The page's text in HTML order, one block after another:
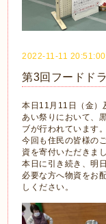
2022-11-11 20:51:00
第3回フードド
本日11月11日（金）
あい祭りにおいて、
ブが行われています。
今回も住民の皆様の
資を寄付いただきまし
本日に引き続き、明
必要な方へ物資をお
しください。